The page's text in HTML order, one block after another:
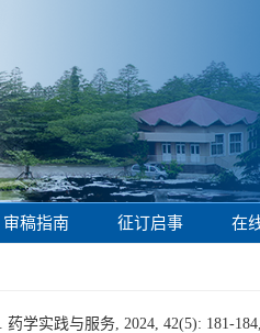
审稿指南 征订启事 在
学实践与服务, 2024, 42(5): 181-